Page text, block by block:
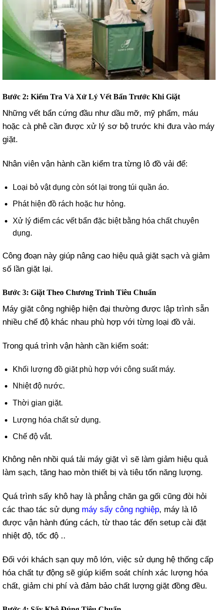
Bước 2: Kiểm Tra Và Xử Lý Vết Bẩn Trước Khi Giặt
Những vết bẩn cứng đầu như dầu mỡ, mỹ phẩm, máu
hoặc cà phê cần được xử lý sơ bộ trước khi đưa vào máy
giặt.
Nhân viên vận hành cần kiểm tra từng lô đồ vải để:
Loại bỏ vật dụng còn sót lại trong túi quần áo.
Phát hiện đồ rách hoặc hư hỏng.
Xử lý điểm các vết bẩn đặc biệt bằng hóa chất chuyên
dụng.
Công đoạn này giúp nâng cao hiệu quả giặt sạch và giảm
số lần giặt lại.
Bước 3: Giặt Theo Chương Trình Tiêu Chuẩn
Máy giặt công nghiệp hiện đại thường được lập trình sẵn
nhiều chế độ khác nhau phù hợp với từng loại đồ vải.
Trong quá trình vận hành cần kiểm soát:
Khối lượng đồ giặt phù hợp với công suất máy.
Nhiệt độ nước.
Thời gian giặt.
Lượng hóa chất sử dụng.
Chế độ vắt.
Không nên nhồi quá tải máy giặt vì sẽ làm giảm hiệu quả
làm sạch, tăng hao mòn thiết bị và tiêu tốn năng lượng.
Quá trình sấy khô hay là phẳng chăn ga gối cũng đòi hỏi
các thao tác sử dụng máy sấy công nghiệp, máy là lô
được vận hành đúng cách, từ thao tác đến setup cài đặt
nhiệt độ, tốc độ ..
Đối với khách sạn quy mô lớn, việc sử dụng hệ thống cấp
hóa chất tự động sẽ giúp kiểm soát chính xác lượng hóa
chất, giảm chi phí và đảm bảo chất lượng giặt đồng đều.